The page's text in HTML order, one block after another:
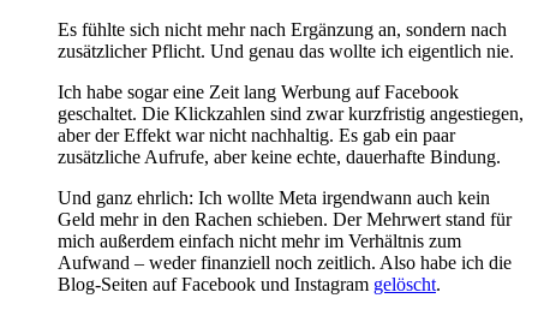
Es fühlte sich nicht mehr nach Ergänzung an, sondern nach
zusätzlicher Pflicht. Und genau das wollte ich eigentlich nie.
Ich habe sogar eine Zeit lang Werbung auf Facebook
geschaltet. Die Klickzahlen sind zwar kurzfristig angestiegen,
aber der Effekt war nicht nachhaltig. Es gab ein paar
zusätzliche Aufrufe, aber keine echte, dauerhafte Bindung.
Und ganz ehrlich: Ich wollte Meta irgendwann auch kein
Geld mehr in den Rachen schieben. Der Mehrwert stand für
mich außerdem einfach nicht mehr im Verhältnis zum
Aufwand – weder finanziell noch zeitlich. Also habe ich die
Blog-Seiten auf Facebook und Instagram gelöscht.